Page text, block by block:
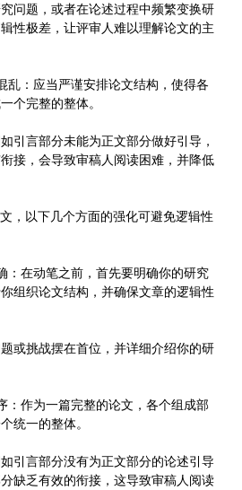
问题，或者在论述过程中频繁变换研
性极差，让评审人难以理解论文的主
乱：应当严谨安排论文结构，使得各
个完整的整体。
引言部分未能为正文部分做好引导，
接，会导致审稿人阅读困难，并降低
，以下几个方面的强化可避免逻辑性
：在动笔之前，首先要明确你的研究
组织论文结构，并确保文章的逻辑性
或挑战摆在首位，并详细介绍你的研
：作为一篇完整的论文，各个组成部
统一的整体。
引言部分没有为正文部分的论述引导
缺乏有效的衔接，这导致审稿人阅读